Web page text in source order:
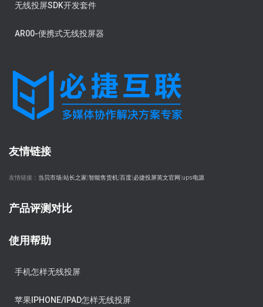
无线投屏SDK开发套件
AR00-便携式无线投屏器
友情链接
友情链接： 当贝市场 站长之家 智能售货机 百度 必捷投屏英文官网 ups电源
产品评测对比
使用帮助
手机怎样无线投屏
苹果IPHONE/IPAD怎样无线投屏